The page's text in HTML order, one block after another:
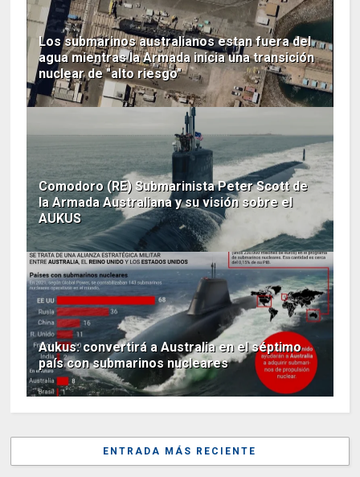
Los submarinos australianos estan fuera del
agua mientras la Armada inicia una transición
nuclear de "alto riesgo"
Comodoro (RE) Submarinista Peter Scott de
la Armada Australiana y su visión sobre el
AUKUS
Aukus: convertirá a Australia en el séptimo
país con submarinos nucleares
ENTRADA MÁS RECIENTE